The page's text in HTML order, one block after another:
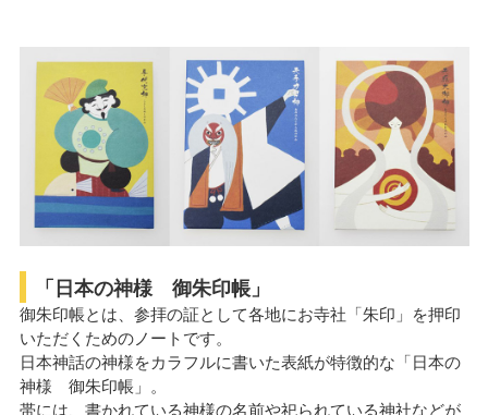
「日本の神様 御朱印帳」
御朱印帳とは、参拝の証として各地にお寺社「朱印」を押印
いただくためのノートです。
日本神話の神様をカラフルに書いた表紙が特徴的な「日本の
神様 御朱印帳」。
帯には、書かれている神様の名前や祀られている神社などが